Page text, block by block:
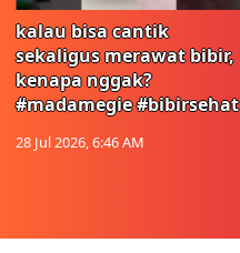
kalau bisa cantik
sekaligus merawat bibir,
kenapa nggak?
#madamegie #bibirsehat
28 Jul 2026, 6:46 AM